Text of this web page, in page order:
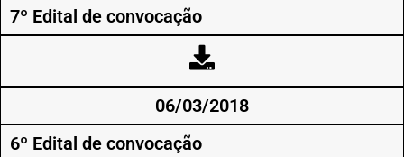
7º Edital de convocação
06/03/2018
6º Edital de convocação